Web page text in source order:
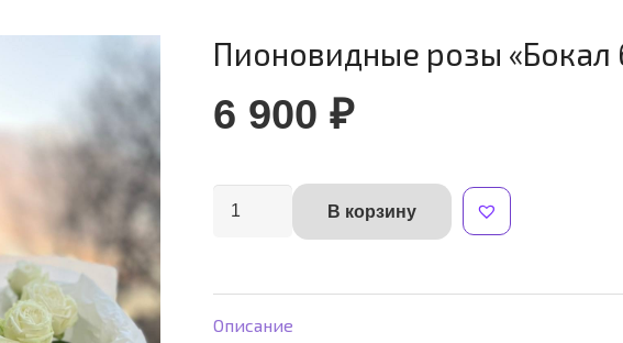
Пионовидные розы «Бокал
6 900₽
Количество
розы
«Бокал
В корзину
Alternative:
Описание